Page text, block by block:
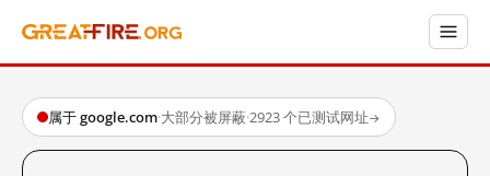
属于 google.com·大部分被屏蔽·2923 个已测试网址→